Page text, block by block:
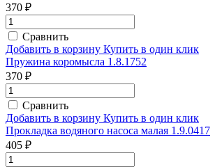
370 ₽
Сравнить
Добавить в корзину Купить в один клик
Пружина коромысла 1.8.1752
370 ₽
Сравнить
Добавить в корзину Купить в один клик
Прокладка водяного насоса малая 1.9.0417
405 ₽